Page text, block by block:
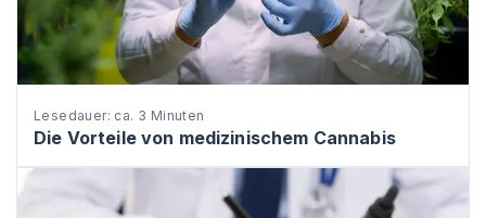
Lesedauer: ca. 3 Minuten
Die Vorteile von medizinischem Cannabis